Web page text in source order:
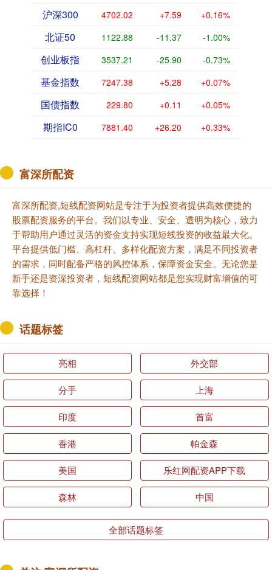
沪深300 4702.02 +7.59 +0.16%
北证50 1122.88 -11.37 -1.00%
创业板指 3537.21 -25.90 -0.73%
基金指数 7247.38 +5.28 +0.07%
国债指数 229.80 +0.11 +0.05%
期指IC0 7881.40 +26.20 +0.33%
富深所配资
富深所配资,短线配资网站是专注于为投资者提供高效便捷的
股票配资服务的平台。我们以专业、安全、透明为核心，致力
于帮助用户通过灵活的资金支持实现短线投资的收益最大化。
平台提供低门槛、高杠杆、多样化配资方案，满足不同投资者
的需求，同时配备严格的风控体系，保障资金安全。无论您是
新手还是资深投资者，短线配资网站都是您实现财富增值的可
靠选择！
话题标签
亮相 外交部
分手 上海
印度 首富
香港 帕金森
美国 乐红网配资APP下载
森林 中国
全部话题标签